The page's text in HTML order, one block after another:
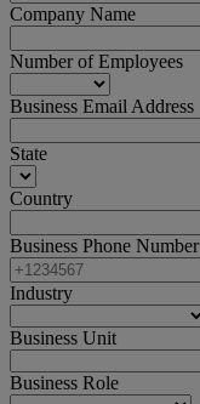
Company Name
Number of Employees
Business Email Address
State
Country
Business Phone Number
Industry
Business Unit
Business Role